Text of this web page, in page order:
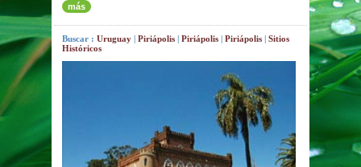
más
Buscar :Uruguay |Piriápolis |Piriápolis |Piriápolis |Sitios
Históricos